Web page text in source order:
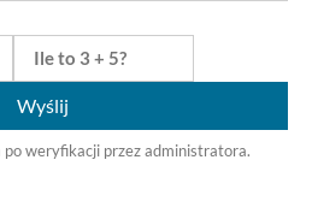
Wyślij
weryfikacji przez administratora.